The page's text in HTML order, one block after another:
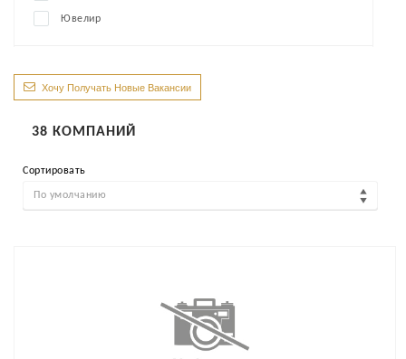
Ювелир
Хочу Получать Новые Вакансии
38 КОМПАНИЙ
Сортировать
По умолчанию